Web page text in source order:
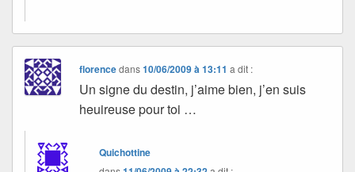
florencedans10/06/2009 à 13:11 a dit :
Un signe du destin, j’aime bien, j’en suis
heuireuse pour toi …
Quichottine